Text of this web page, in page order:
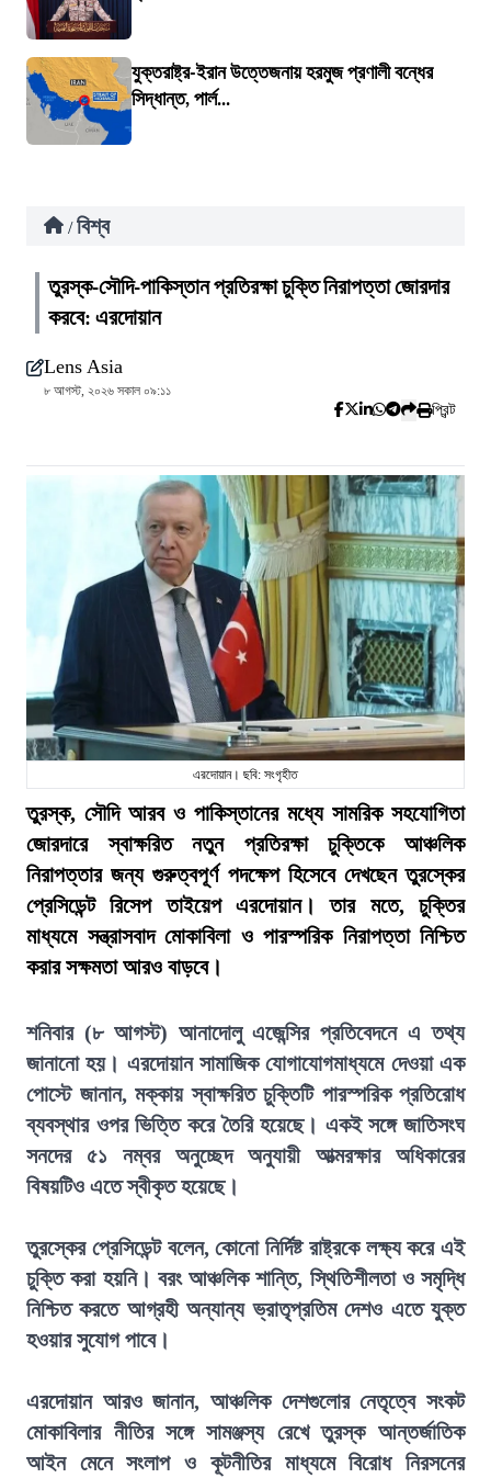
যুক্তরাষ্ট্র-ইরান উত্তেজনায় হরমুজ প্রণালী বন্ধের
সিদ্ধান্ত, পার্ল...
/ বিশ্ব
তুরস্ক-সৌদি-পাকিস্তান প্রতিরক্ষা চুক্তি নিরাপত্তা জোরদার
করবে: এরদোয়ান
Lens Asia
৮ আগস্ট, ২০২৬ সকাল ০৯:১১
প্রিন্ট
এরদোয়ান। ছবি: সংগৃহীত
তুরস্ক, সৌদি আরব ও পাকিস্তানের মধ্যে সামরিক সহযোগিতা
জোরদারে স্বাক্ষরিত নতুন প্রতিরক্ষা চুক্তিকে আঞ্চলিক
নিরাপত্তার জন্য গুরুত্বপূর্ণ পদক্ষেপ হিসেবে দেখছেন তুরস্কের
প্রেসিডেন্ট রিসেপ তাইয়েপ এরদোয়ান। তার মতে, চুক্তির
মাধ্যমে সন্ত্রাসবাদ মোকাবিলা ও পারস্পরিক নিরাপত্তা নিশ্চিত
করার সক্ষমতা আরও বাড়বে।
শনিবার (৮ আগস্ট) আনাদোলু এজেন্সির প্রতিবেদনে এ তথ্য
জানানো হয়। এরদোয়ান সামাজিক যোগাযোগমাধ্যমে দেওয়া এক
পোস্টে জানান, মক্কায় স্বাক্ষরিত চুক্তিটি পারস্পরিক প্রতিরোধ
ব্যবস্থার ওপর ভিত্তি করে তৈরি হয়েছে। একই সঙ্গে জাতিসংঘ
সনদের ৫১ নম্বর অনুচ্ছেদ অনুযায়ী আত্মরক্ষার অধিকারের
বিষয়টিও এতে স্বীকৃত হয়েছে।
তুরস্কের প্রেসিডেন্ট বলেন, কোনো নির্দিষ্ট রাষ্ট্রকে লক্ষ্য করে এই
চুক্তি করা হয়নি। বরং আঞ্চলিক শান্তি, স্থিতিশীলতা ও সমৃদ্ধি
নিশ্চিত করতে আগ্রহী অন্যান্য ভ্রাতৃপ্রতিম দেশও এতে যুক্ত
হওয়ার সুযোগ পাবে।
এরদোয়ান আরও জানান, আঞ্চলিক দেশগুলোর নেতৃত্বে সংকট
মোকাবিলার নীতির সঙ্গে সামঞ্জস্য রেখে তুরস্ক আন্তর্জাতিক
আইন মেনে সংলাপ ও কূটনীতির মাধ্যমে বিরোধ নিরসনের